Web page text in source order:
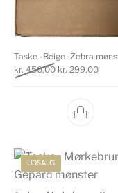
Taske -Beige -Zebra
kr. 450,00 Den
kr. 299,00Den
UDSALG